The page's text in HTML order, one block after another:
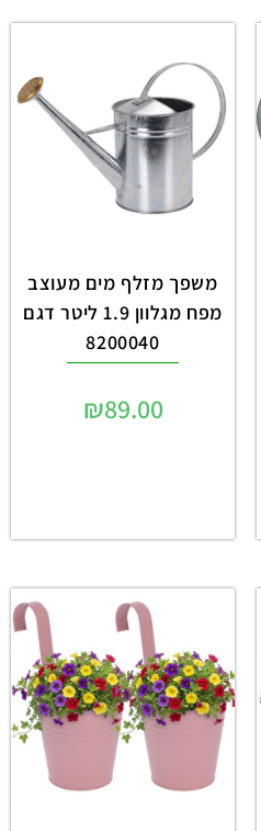
משפך מזלף מים מעוצב
מפח מגלוון 1.9 ליטר דגם
8200040
₪89.00